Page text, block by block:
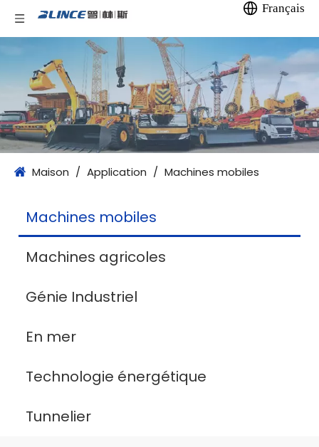
Français
Maison / Application / Machines mobiles
Machines mobiles
Machines agricoles
Génie Industriel
En mer
Technologie énergétique
Tunnelier